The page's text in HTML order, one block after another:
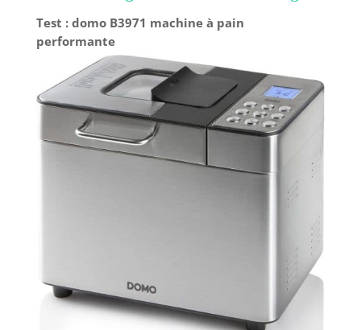
Test : domo B3971 machine à pain
performante